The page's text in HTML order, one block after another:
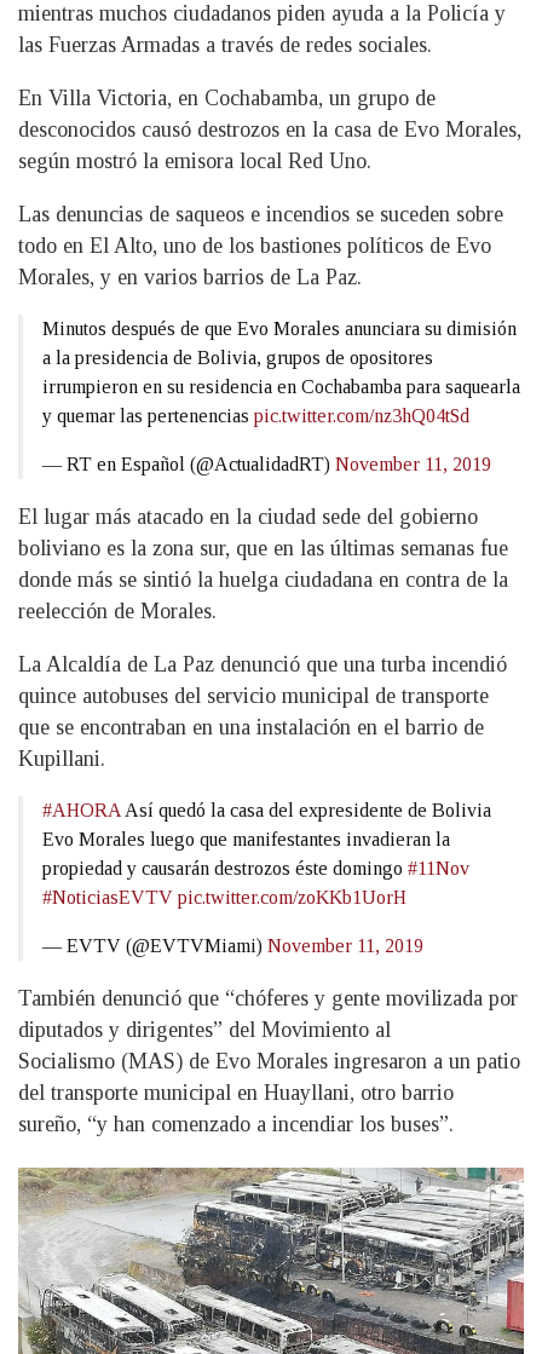
mientras muchos ciudadanos piden ayuda a la Policía y
las Fuerzas Armadas a través de redes sociales.
En Villa Victoria, en Cochabamba, un grupo de
desconocidos causó destrozos en la casa de Evo Morales,
según mostró la emisora local Red Uno.
Las denuncias de saqueos e incendios se suceden sobre
todo en El Alto, uno de los bastiones políticos de Evo
Morales, y en varios barrios de La Paz.
Minutos después de que Evo Morales anunciara su dimisión
a la presidencia de Bolivia, grupos de opositores
irrumpieron en su residencia en Cochabamba para saquearla
y quemar las pertenencias pic.twitter.com/nz3hQ04tSd
— RT en Español (@ActualidadRT) November 11, 2019
El lugar más atacado en la ciudad sede del gobierno
boliviano es la zona sur, que en las últimas semanas fue
donde más se sintió la huelga ciudadana en contra de la
reelección de Morales.
La Alcaldía de La Paz denunció que una turba incendió
quince autobuses del servicio municipal de transporte
que se encontraban en una instalación en el barrio de
Kupillani.
#AHORAAsí quedó la casa del expresidente de Bolivia
Evo Morales luego que manifestantes invadieran la
propiedad y causarán destrozos éste domingo #11Nov
#NoticiasEVTV pic.twitter.com/zoKKb1UorH
— EVTV (@EVTVMiami) November 11, 2019
También denunció que “chóferes y gente movilizada por
diputados y dirigentes” del Movimiento al
Socialismo (MAS) de Evo Morales ingresaron a un patio
del transporte municipal en Huayllani, otro barrio
sureño, “y han comenzado a incendiar los buses”.